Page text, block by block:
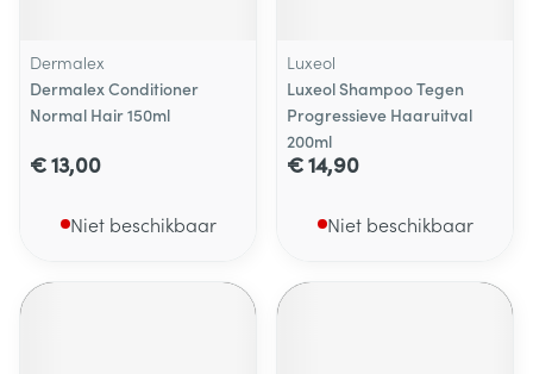
Dermalex
Dermalex Conditioner
Normal Hair 150ml
€ 13,00
Niet beschikbaar
Luxeol
Luxeol Shampoo Tegen
Progressieve Haaruitval
200ml
€ 14,90
Niet beschikbaar